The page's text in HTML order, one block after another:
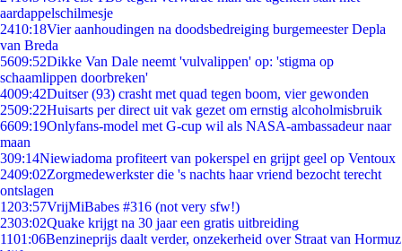
aardappelschilmesje
2410:18Vier aanhoudingen na doodsbedreiging burgemeester Depla
van Breda
5609:52Dikke Van Dale neemt 'vulvalippen' op: 'stigma op
schaamlippen doorbreken'
4009:42Duitser (93) crasht met quad tegen boom, vier gewonden
2509:22Huisarts per direct uit vak gezet om ernstig alcoholmisbruik
6609:19Onlyfans-model met G-cup wil als NASA-ambassadeur naar
maan
309:14Niewiadoma profiteert van pokerspel en grijpt geel op Ventoux
2409:02Zorgmedewerkster die 's nachts haar vriend bezocht terecht
ontslagen
1203:57VrijMiBabes #316 (not very sfw!)
2303:02Quake krijgt na 30 jaar een gratis uitbreiding
1101:06Benzineprijs daalt verder, onzekerheid over Straat van Hormuz